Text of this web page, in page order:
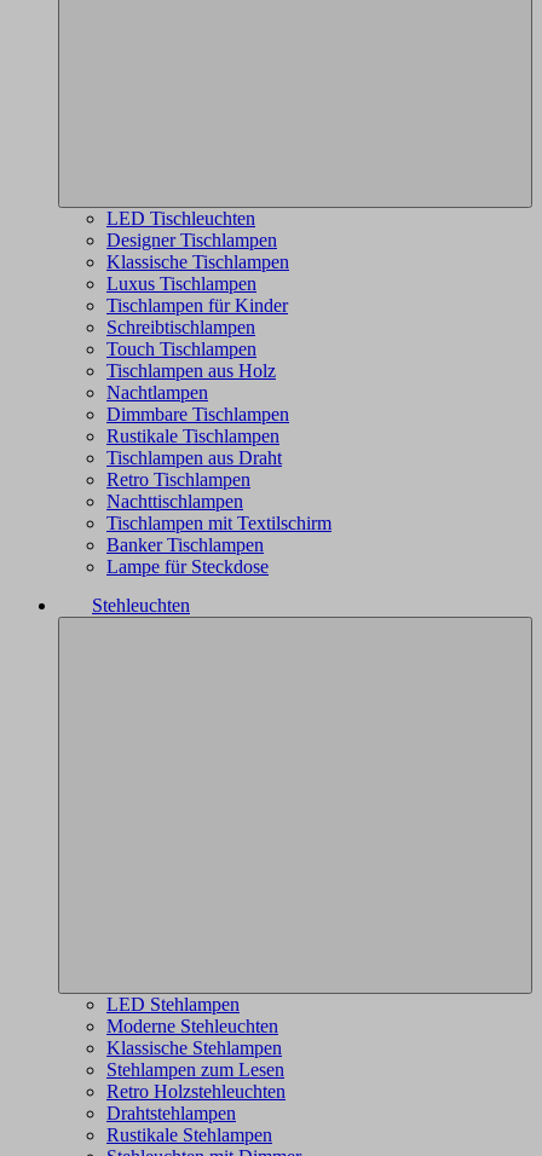
LED Tischleuchten
Designer Tischlampen
Klassische Tischlampen
Luxus Tischlampen
Tischlampen für Kinder
Schreibtischlampen
Touch Tischlampen
Tischlampen aus Holz
Nachtlampen
Dimmbare Tischlampen
Rustikale Tischlampen
Tischlampen aus Draht
Retro Tischlampen
Nachttischlampen
Tischlampen mit Textilschirm
Banker Tischlampen
Lampe für Steckdose
Stehleuchten
LED Stehlampen
Moderne Stehleuchten
Klassische Stehlampen
Stehlampen zum Lesen
Retro Holzstehleuchten
Drahtstehlampen
Rustikale Stehlampen